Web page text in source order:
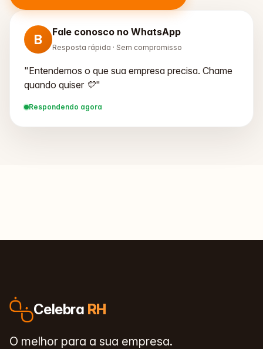
B Fale conosco no WhatsApp
Resposta rápida · Sem compromisso
"Entendemos o que sua empresa precisa. Chame
quando quiser 💛"
Respondendo agora
Celebra RH
O melhor para a sua empresa.